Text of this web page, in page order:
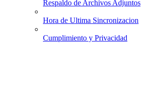
Respaldo de Archivos Adjuntos
Hora de Ultima Sincronizacion
Cumplimiento y Privacidad